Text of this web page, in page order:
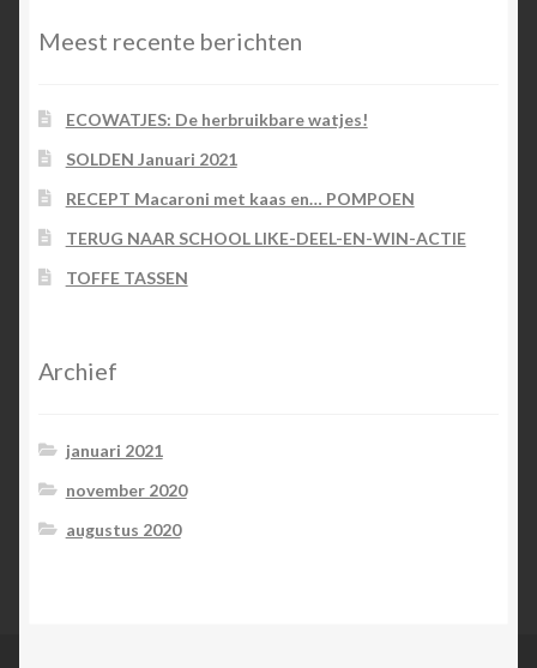
Meest recente berichten
ECOWATJES: De herbruikbare watjes!
SOLDEN Januari 2021
RECEPT Macaroni met kaas en… POMPOEN
TERUG NAAR SCHOOL LIKE-DEEL-EN-WIN-ACTIE
TOFFE TASSEN
Archief
januari 2021
november 2020
augustus 2020